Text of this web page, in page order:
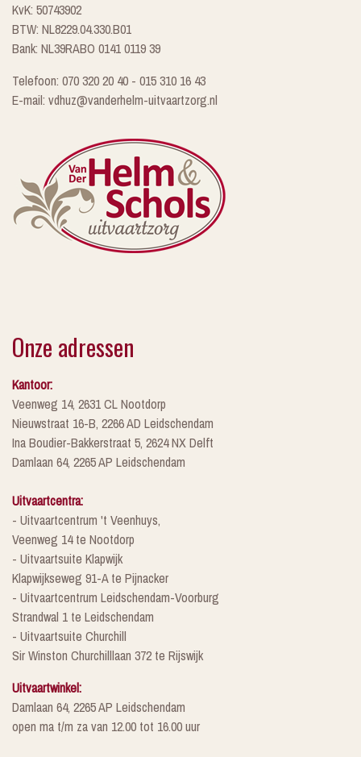
KvK: 50743902
BTW: NL8229.04.330.B01
Bank: NL39RABO 0141 0119 39
Telefoon: 070 320 20 40 - 015 310 16 43
E-mail: vdhuz@vanderhelm-uitvaartzorg.nl
Onze adressen
Kantoor:
Veenweg 14, 2631 CL Nootdorp
Nieuwstraat 16-B, 2266 AD Leidschendam
Ina Boudier-Bakkerstraat 5, 2624 NX Delft
Damlaan 64, 2265 AP Leidschendam
Uitvaartcentra:
- Uitvaartcentrum 't Veenhuys,
Veenweg 14 te Nootdorp
- Uitvaartsuite Klapwijk
Klapwijkseweg 91-A te Pijnacker
- Uitvaartcentrum Leidschendam-Voorburg
Strandwal 1 te Leidschendam
- Uitvaartsuite Churchill
Sir Winston Churchilllaan 372 te Rijswijk
Uitvaartwinkel:
Damlaan 64, 2265 AP Leidschendam
open ma t/m za van 12.00 tot 16.00 uur